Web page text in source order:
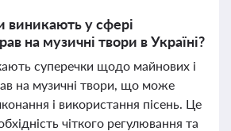
виникають у сфері
на музичні твори в Україні?
суперечки щодо майнових і
на музичні твори, що може
і використання пісень. Це
чіткого регулювання та